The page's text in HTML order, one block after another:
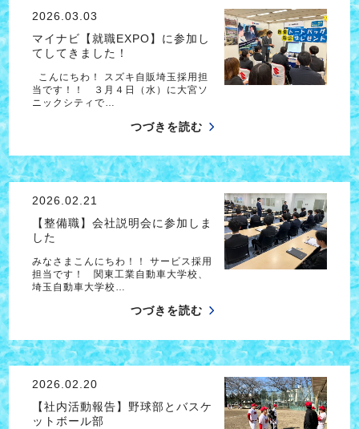
2026.03.03
マイナビ【就職EXPO】に参加し
てしてきました！
こんにちわ！ スズキ自販埼玉採用担
当です！！ ３月４日（水）に大宮ソ
ニックシティで…
つづきを読む
2026.02.21
【整備職】会社説明会に参加しま
した
みなさまこんにちわ！！ サービス採用
担当です！ 関東工業自動車大学校、
埼玉自動車大学校…
つづきを読む
2026.02.20
【社内活動報告】野球部とバスケ
ットボール部